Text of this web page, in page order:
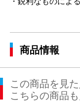
商品情報
この商品を見
こちらの商品